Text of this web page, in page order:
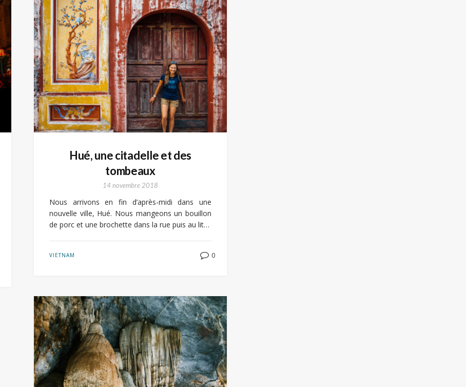
Hué, une citadelle et des
tombeaux
14 novembre 2018
Nous arrivons en fin d’après-midi dans une
nouvelle ville, Hué. Nous mangeons un bouillon
de porc et une brochette dans la rue puis au lit…
VIETNAM 0